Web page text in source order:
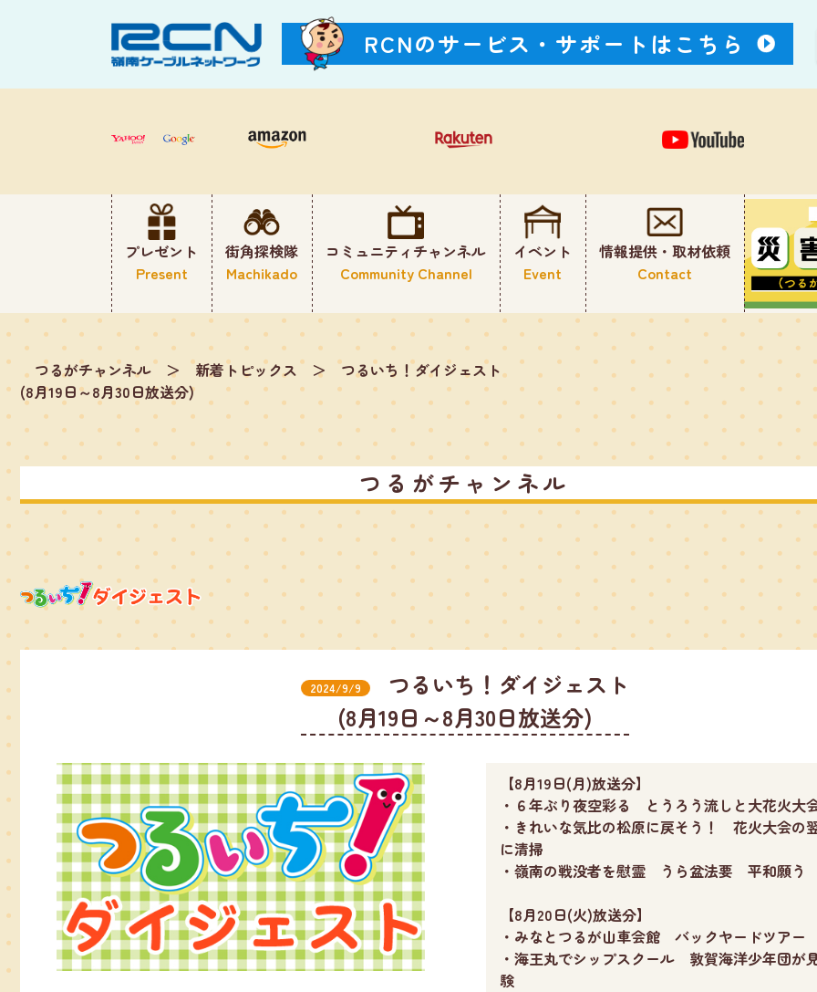
RCNのサービス・ サポートはこちら
プレゼント
Present
街角探検隊
Machikado
コミュニティチャンネル
Community Channel
イベント
Event
情報提供・取材依頼
Contact
つるがチャンネル ＞ 新着トピックス ＞
つるいち！ダイジェスト
(8月19日～8月30日放送分)
つるがチャンネル
2024/9/9
つるいち！ダイジェスト
(8月19日～8月30日放送分)
【8月19日(月)放送分】
・６年ぶり夜空彩る とうろう流しと大花火大
・きれいな気比の松原に戻そう！ 花火大会の
に清掃
・嶺南の戦没者を慰霊 うら盆法要 平和願う
【8月20日(火)放送分】
・みなとつるが山車会館 バックヤードツアー
・海王丸でシップスクール 敦賀海洋少年団が
験